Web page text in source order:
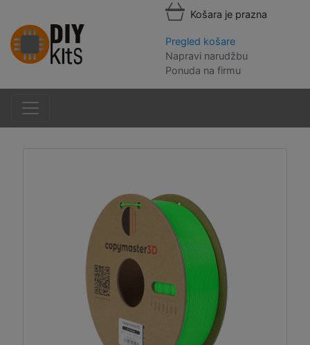
Košara je prazna
Pregled košare
Napravi narudžbu
Ponuda na firmu